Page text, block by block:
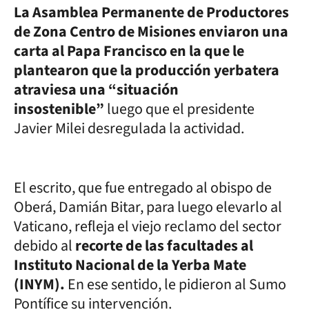
La Asamblea Permanente de Productores
de Zona Centro de Misiones enviaron una
carta al Papa Francisco en la que le
plantearon que la producción yerbatera
atraviesa una “situación
insostenible”luego que el presidente
Javier Milei desregulada la actividad.
El escrito, que fue entregado al obispo de
Oberá, Damián Bitar, para luego elevarlo al
Vaticano, refleja el viejo reclamo del sector
debido alrecorte de las facultades al
Instituto Nacional de la Yerba Mate
(INYM). En ese sentido, le pidieron al Sumo
Pontífice su intervención.